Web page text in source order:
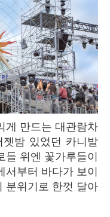
밤 있었던 카니발
위엔 꽃가루들이
부터 바다가 보이
분위기로 한껏 달아